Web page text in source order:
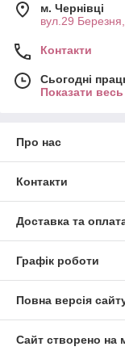
м. Чернівці
вул.29
Контакти
Сьогодні
Показати
Про нас
Контакти
Доставка та
Графік роботи
Повна версія
Сайт створено на